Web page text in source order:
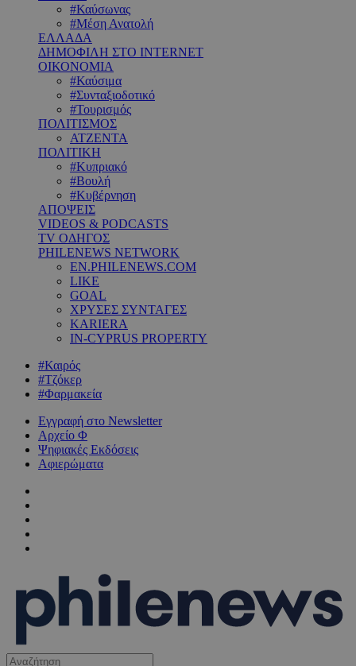
#Καύσωνας
#Μέση Ανατολή
ΕΛΛΑΔΑ
ΔΗΜΟΦΙΛΗ ΣΤΟ INTERNET
ΟΙΚΟΝΟΜΙΑ
#Καύσιμα
#Συνταξιοδοτικό
#Τουρισμός
ΠΟΛΙΤΙΣΜΟΣ
ΑΤΖΕΝΤΑ
ΠΟΛΙΤΙΚΗ
#Κυπριακό
#Βουλή
#Κυβέρνηση
ΑΠΟΨΕΙΣ
VIDEOS & PODCASTS
TV ΟΔΗΓΟΣ
PHILENEWS NETWORK
EN.PHILENEWS.COM
LIKE
GOAL
ΧΡΥΣΕΣ ΣΥΝΤΑΓΕΣ
KARIERA
IN-CYPRUS PROPERTY
#Καιρός
#Τζόκερ
#Φαρμακεία
Εγγραφή στο Newsletter
Αρχείο Φ
Ψηφιακές Εκδόσεις
Αφιερώματα